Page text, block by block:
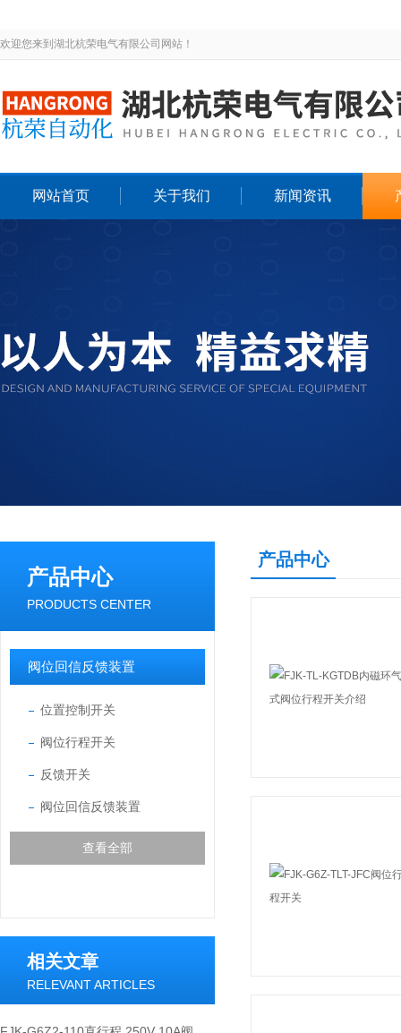
欢迎您来到湖北杭荣电气有限公司网站！
网站首页 关于我们 新闻资讯
产品中心
PRODUCTS CENTER
阀位回信反馈装置
位置控制开关
阀位行程开关
反馈开关
阀位回信反馈装置
查看全部
相关文章
RELEVANT ARTICLES
产品中心